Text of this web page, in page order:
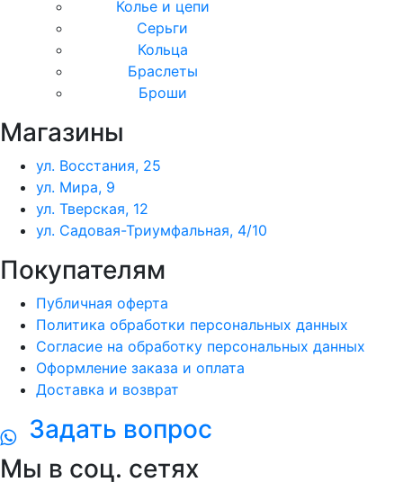
Колье и цепи
Серьги
Кольца
Браслеты
Броши
Магазины
ул. Восстания, 25
ул. Мира, 9
ул. Тверская, 12
ул. Садовая-Триумфальная, 4/10
Покупателям
Публичная оферта
Политика обработки персональных данных
Согласие на обработку персональных данных
Оформление заказа и оплата
Доставка и возврат
Задать вопрос
Мы в соц. сетях